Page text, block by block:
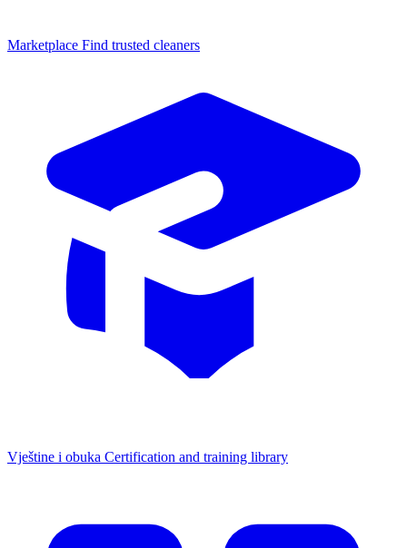
Marketplace Find trusted cleaners
Vještine i obuka Certification and training library